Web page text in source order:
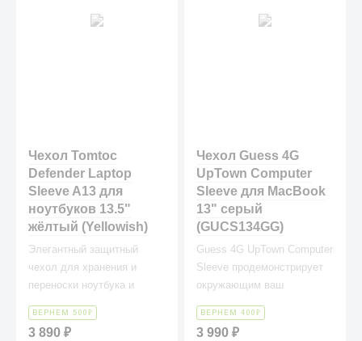
Чехол Tomtoc
Defender Laptop
Sleeve A13 для
ноутбуков 13.5"
жёлтый (Yellowish)
Элегантный защитный
чехол для хранения и
переноски ноутбука и
ВЕРНЕМ 500 ₽
3 890₽
Чехол Guess 4G
UpTown Computer
Sleeve для MacBook
13" серый
(GUCS134GG)
Guess 4G UpTown Computer
Sleeve продемонстрирует
окружающим ваш
ВЕРНЕМ 400 ₽
3 990₽